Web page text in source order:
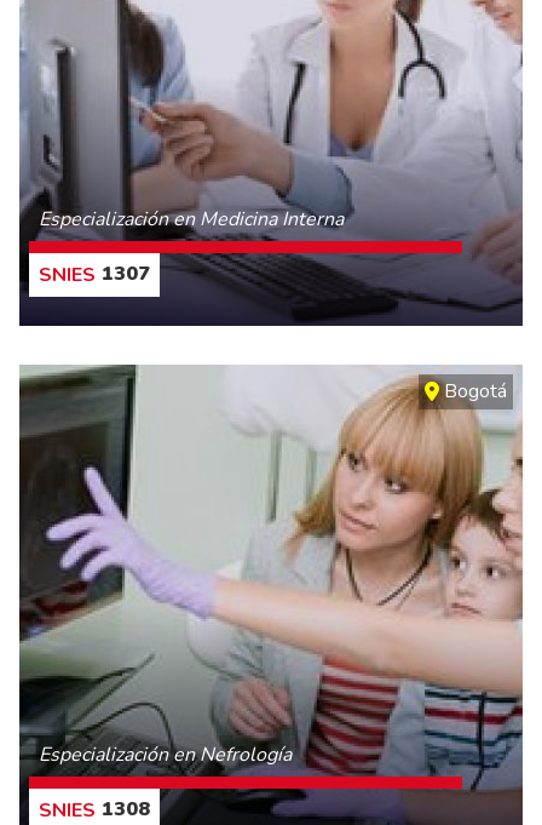
Especialización en Medicina Interna
1307
CONOCE MÁS
Bogotá
Especialización en Nefrología
1308